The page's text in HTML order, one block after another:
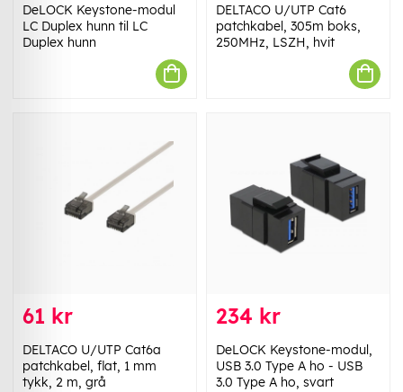
DeLOCK Keystone-modul
LC Duplex hunn til LC
Duplex hunn
DELTACO U/UTP Cat6
patchkabel, 305m boks,
250MHz, LSZH, hvit
61 kr
DELTACO U/UTP Cat6a
patchkabel, flat, 1 mm
tykk, 2 m, grå
234 kr
DeLOCK Keystone-modul,
USB 3.0 Type A ho - USB
3.0 Type A ho, svart